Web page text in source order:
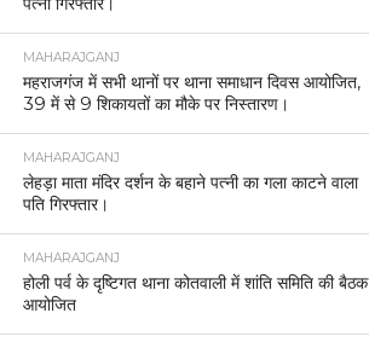
MAHARAJGANJ
महराजगंज में सभी थानों पर थाना समाधान दिवस आयोजित,
39 में से 9 शिकायतों का मौके पर निस्तारण।
MAHARAJGANJ
लेहड़ा माता मंदिर दर्शन के बहाने पत्नी का गला काटने वाला
पति गिरफ्तार।
MAHARAJGANJ
होली पर्व के दृष्टिगत थाना कोतवाली में शांति समिति की बैठक
आयोजित